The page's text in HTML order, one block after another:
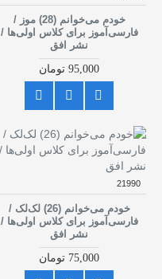
خودم می‌خوانم (28) موز /
فارسی‌آموز برای کلاس اولی‌ها /
نشر افق
95,000 تومان
21990
خودم می‌خوانم (26) لک‌لک /
فارسی‌آموز برای کلاس اولی‌ها /
نشر افق
75,000 تومان